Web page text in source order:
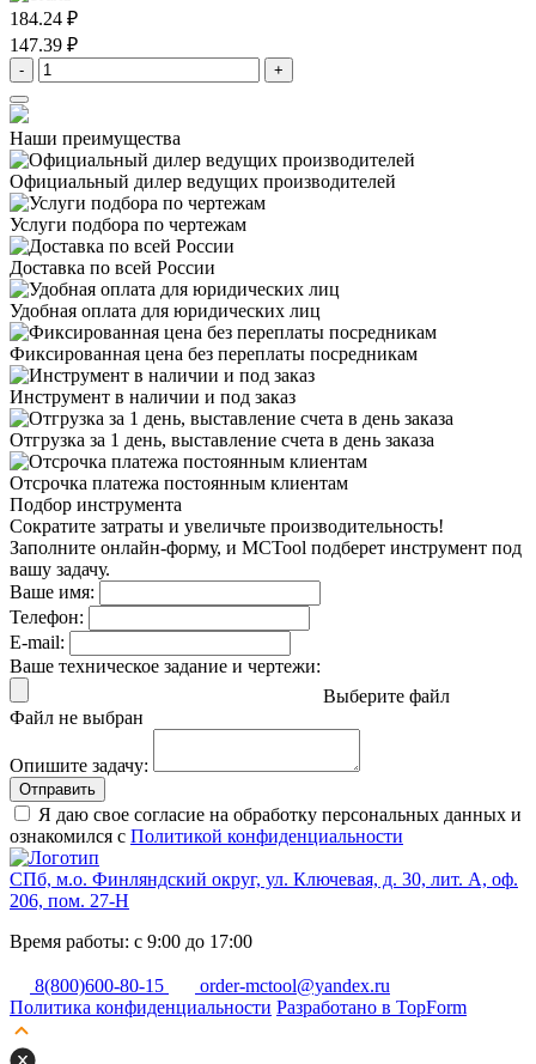
184.24 ₽
147.39 ₽
- +
Наши преимущества
Официальный дилер ведущих производителей
Услуги подбора по чертежам
Доставка по всей России
Удобная оплата для юридических лиц
Фиксированная цена без переплаты посредникам
Инструмент в наличии и под заказ
Отгрузка за 1 день, выставление счета в день заказа
Отсрочка платежа постоянным клиентам
Подбор инструмента
Сократите затраты и увеличьте производительность!
Заполните онлайн-форму, и MCTool подберет инструмент под
вашу задачу.
Ваше имя:
Телефон:
E-mail:
Ваше техническое задание и чертежи:
Выберите файл
Файл не выбран
Опишите задачу:
Отправить
Я даю свое согласие на обработку персональных данных и
ознакомился с Политикой конфиденциальности
СПб, м.о. Финляндский округ, ул. Ключевая, д. 30, лит. А, оф.
206, пом. 27-Н
Время работы: с 9:00 до 17:00
8(800)600-80-15
order-mctool@yandex.ru
Политика конфиденциальности Разработано в TopForm